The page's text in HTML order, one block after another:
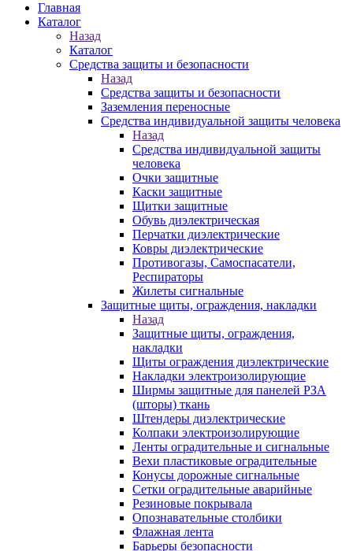
Главная
Каталог
Назад
Каталог
Средства защиты и безопасности
Назад
Средства защиты и безопасности
Заземления переносные
Средства индивидуальной защиты человека
Назад
Средства индивидуальной защиты
человека
Очки защитные
Каски защитные
Щитки защитные
Обувь диэлектрическая
Перчатки диэлектрические
Ковры диэлектрические
Противогазы, Самоспасатели,
Респираторы
Жилеты сигнальные
Защитные щиты, ограждения, накладки
Назад
Защитные щиты, ограждения,
накладки
Щиты ограждения диэлектрические
Накладки электроизолирующие
Ширмы защитные для панелей РЗА
(шторы) ткань
Штендеры диэлектрические
Колпаки электроизолирующие
Ленты оградительные и сигнальные
Вехи пластиковые оградительные
Конусы дорожные сигнальные
Сетки оградительные аварийные
Резиновые покрывала
Опознавательные столбики
Флажная лента
Барьеры безопасности